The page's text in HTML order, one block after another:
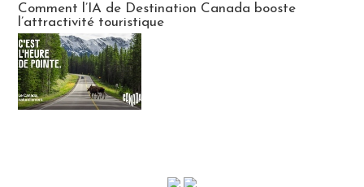
Comment l’IA de Destination Canada booste
l’attractivité touristique